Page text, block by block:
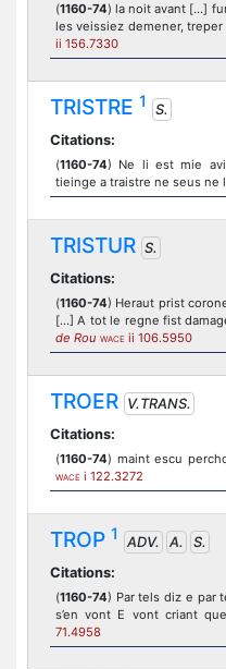
(1160-74) la noit avant [...]
les veissiez demener,
ii 156.7330
TRISTRE 1
S.
Citations:
(1160-74) Ne li est mie
tieinge a traistre ne seus ne
TRISTUR S.
Citations:
(1160-74) Heraut prist
[...] A tot le regne fist
de Rou WACE ii 106.5950
TROER V.TRANS.
Citations:
(1160-74) maint escu
WACE i 122.3272
TROP 1 ADV. A.
S.
Citations:
(1160-74) Par tels diz e par
s’en vont E vont criant
71.4958